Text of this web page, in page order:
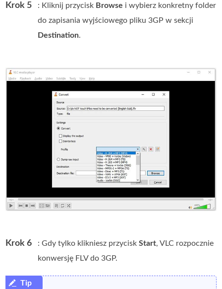
Krok 5 : Kliknij przycisk Browse i wybierz konkretny folder
do zapisania wyjściowego pliku 3GP w sekcji
Destination.
Krok 6 : Gdy tylko klikniesz przyciskStart, VLC rozpocznie
konwersję FLV do 3GP.